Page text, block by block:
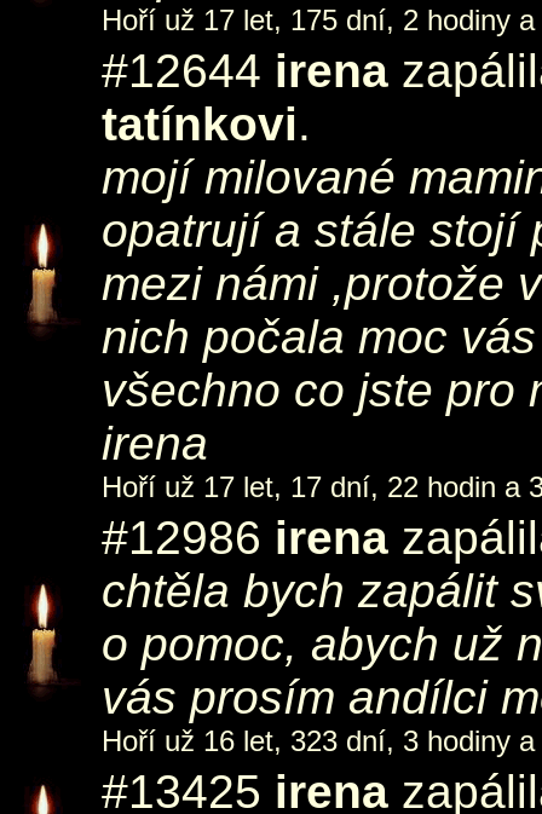
Hoří už 17 let, 175 dní, 2 hodiny
#12644 irena
tatínkovi.
mojí milované
opatrují a stále stojí
mezi námi ,protože
nich počala moc
všechno co jste pro
irena
Hoří už 17 let, 17 dní, 22 hodin a
#12986 irena
chtěla bych zapálit
o pomoc, abych už
vás prosím andílci
Hoří už 16 let, 323 dní, 3 hodiny
#13425 irena